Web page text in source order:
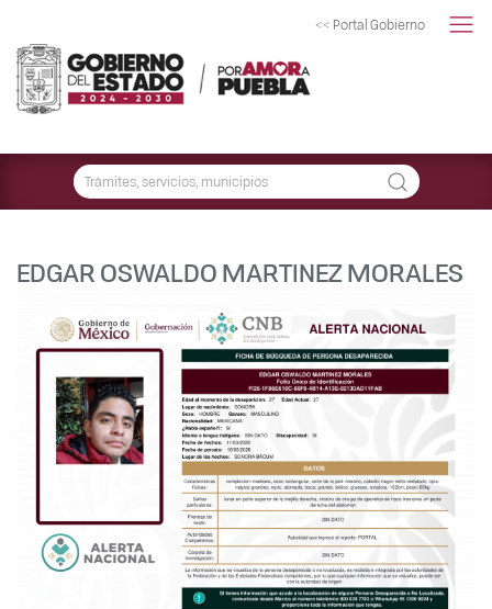
<< Portal Gobierno
EDGAR OSWALDO MARTINEZ MORALES